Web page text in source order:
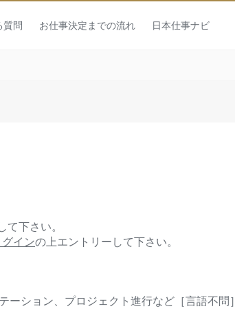
質問 お仕事決定までの流れ 日本仕事ナビ
て下さい。
インの上エントリーして下さい。
ション、プロジェクト進行など［言語不問］